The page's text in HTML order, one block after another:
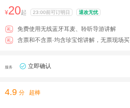
¥20起 23:00前可订明日 退改无忧
礼 免费使用无线蓝牙耳麦、聆听导游讲解
礼 含票和不含票·均含珍宝馆讲解，无票现场买
服务 立即确认
4.9 分 超棒